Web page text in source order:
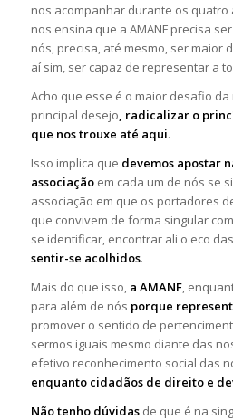
nos acompanhar durante os quatro
nos ensina que a AMANF precisa
nós, precisa, até mesmo, ser maior
aí sim, ser capaz de representar a
Acho que esse é o maior desafio
principal desejo, radicalizar o
que nos trouxe até aqui.
Isso implica que devemos apostar
associaçãoem cada um de nós se
associação em que os portadores
que convivem de forma singular
se identificar, encontrar ali o eco
sentir-se acolhidos.
Mais do que isso, a AMANF,
para além de nós porque
promover o sentido de
sermos iguais mesmo diante das
efetivo reconhecimento social das
enquanto cidadãos de direito e
Não tenho dúvidasde que é na